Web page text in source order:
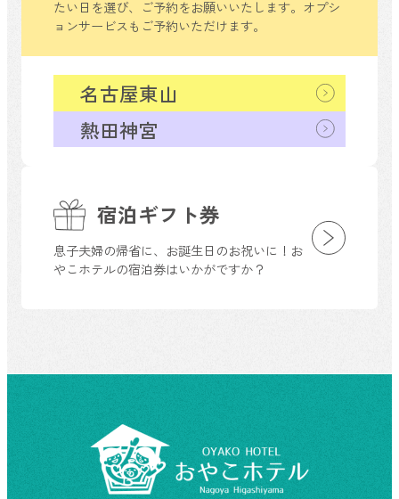
宿泊ギフト券
息子夫婦の帰省に、お誕生日のお祝いに！お
やこホテルの宿泊券はいかがですか？
たい日を選び、ご予約をお願いいたします。 オプシ
ョンサービスもご予約いただけます。
熱田神宮
名古屋東山